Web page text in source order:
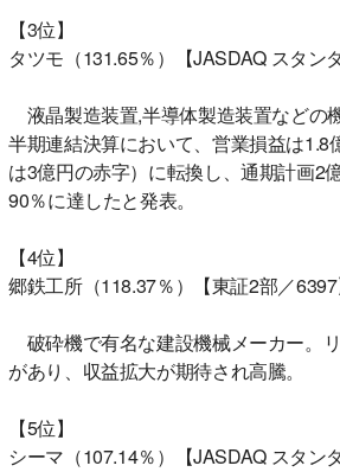
【3位】
タツモ（131.65％）【JASDAQ スタン
液晶製造装置,半導体製造装置などの
半期連結決算において、営業損益は1.8
は3億円の赤字）に転換し、通期計画2
90％に達したと発表。
【4位】
郷鉄工所（118.37％）【東証2部／6397
破砕機で有名な建設機械メーカー。
があり、収益拡大が期待され高騰。
【5位】
シーマ（107.14％）【JASDAQ スタン